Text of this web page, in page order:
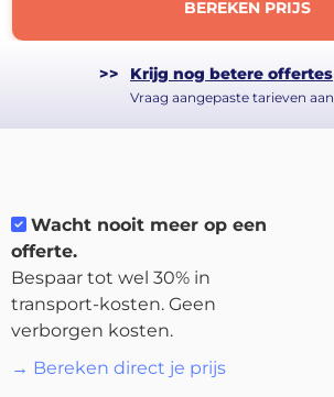
platform
Bestemmingen
BEREKEN PRIJS
>> Krijg nog betere offertes
Vraag aangepaste tarieven aan
Wacht nooit meer op een
offerte.
Bespaar tot wel 30% in
transport-kosten. Geen
verborgen kosten.
→ Bereken direct je prijs